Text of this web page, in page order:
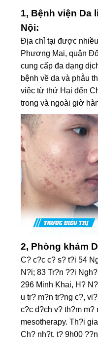
1, Bệnh viện Da
Nội:
Địa chỉ tại được
Phương Mai, quận
cung cấp đa dạng
bệnh về da và phẫu
việc từ thứ Hai đến
trong và ngoài giờ
2, Phòng khám
C? c?c c? s? t?i 54
N?i; 83 Tr?n ??i
296 Minh Khai, H?
u tr? m?n tr?ng c?,
c?c d?ch v? th?m m?
mesotherapy. Th?i
Ch? nh?t, t? 9h00